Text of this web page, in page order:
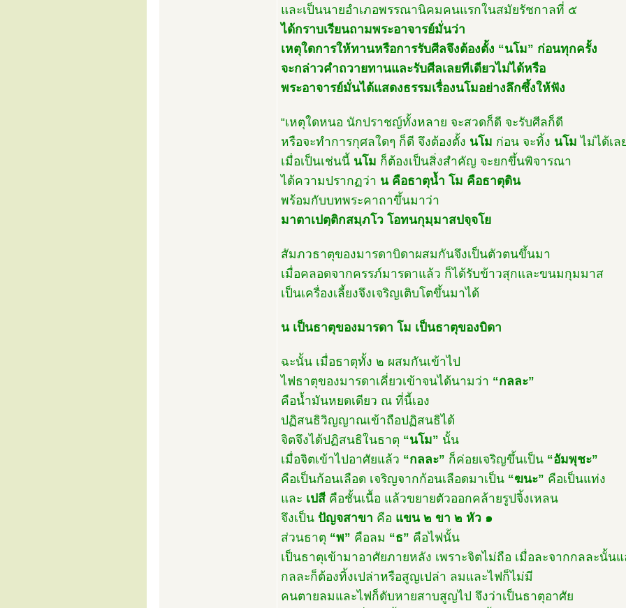
และเป็นนายอำเภอพรรณานิคมคนแรกในสมัยรัชกาลที่ ๕
ได้กราบเรียนถามพระอาจารย์มั่นว่า
เหตุใดการให้ทานหรือการรับศีลจึงต้องตั้ง “นโม” ก่อนทุกครั้ง
จะกล่าวคำถวายทานและรับศีลเลยทีเดียวไม่ได้หรือ
พระอาจารย์มั่นได้แสดงธรรมเรื่องนโมอย่างลึกซึ้งให้ฟัง
“เหตุใดหนอ นักปราชญ์ทั้งหลาย จะสวดก็ดี จะรับศีลก็ดี
หรือจะทำการกุศลใดๆ ก็ดี จึงต้องตั้ง นโม ก่อน จะทิ้ง นโม ไม่ได้เล
เมื่อเป็นเช่นนี้ นโม ก็ต้องเป็นสิ่งสำคัญ จะยกขึ้นพิจารณา
ได้ความปรากฏว่า น คือธาตุน้ำ โม คือธาตุดิน
พร้อมกับบทพระคาถาขึ้นมาว่า
มาตาเปตฺติกสมฺภโว โอทนกุมฺมาสปจฺจโย
สัมภวธาตุของมารดาบิดาผสมกันจึงเป็นตัวตนขึ้นมา
เมื่อคลอดจากครรภ์มารดาแล้ว ก็ได้รับข้าวสุกและขนมกุมมาส
เป็นเครื่องเลี้ยงจึงเจริญเติบโตขึ้นมาได้
น เป็นธาตุของมารดา โม เป็นธาตุของบิดา
ฉะนั้น เมื่อธาตุทั้ง ๒ ผสมกันเข้าไป
ไฟธาตุของมารดาเคี่ยวเข้าจนได้นามว่า “กลละ”
คือน้ำมันหยดเดียว ณ ที่นี้เอง
ปฏิสนธิวิญญาณเข้าถือปฏิสนธิได้
จิตจึงได้ปฏิสนธิในธาตุ “นโม” นั้น
เมื่อจิตเข้าไปอาศัยแล้ว “กลละ” ก็ค่อยเจริญขึ้นเป็น “อัมพุชะ”
คือเป็นก้อนเลือด เจริญจากก้อนเลือดมาเป็น “ฆนะ” คือเป็นแท่ง
และ เปสี คือชั้นเนื้อ แล้วขยายตัวออกคล้ายรูปจิ้งเหลน
จึงเป็น ปัญจสาขา คือ แขน ๒ ขา ๒ หัว ๑
ส่วนธาตุ “พ” คือลม “ธ” คือไฟนั้น
เป็นธาตุเข้ามาอาศัยภายหลัง เพราะจิตไม่ถือ เมื่อละจากกลละนั้น
กลละก็ต้องทิ้งเปล่าหรือสูญเปล่า ลมและไฟก็ไม่มี
คนตายลมและไฟก็ดับหายสาบสูญไป จึงว่าเป็นธาตุอาศัย